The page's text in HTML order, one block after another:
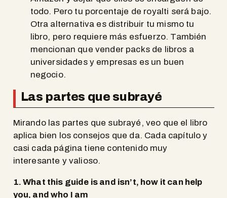
todo. Pero tu porcentaje de royalti será bajo.
Otra alternativa es distribuir tu mismo tu
libro, pero requiere más esfuerzo. También
mencionan que vender packs de libros a
universidades y empresas es un buen
negocio.
Las partes que subrayé
Mirando las partes que subrayé, veo que el libro
aplica bien los consejos que da. Cada capítulo y
casi cada página tiene contenido muy
interesante y valioso.
1. What this guide is and isn’t, how it can help
you, and who I am